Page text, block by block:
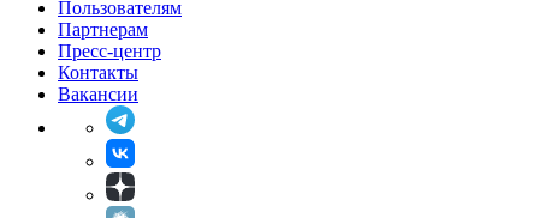
Пользователям
Партнерам
Пресс-центр
Контакты
Вакансии